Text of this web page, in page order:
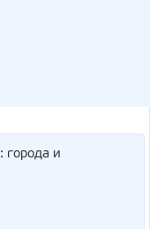
: города и